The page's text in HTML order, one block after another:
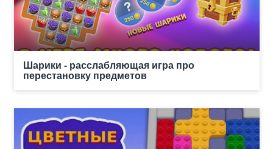
Шарики - расслабляющая игра про
перестановку предметов